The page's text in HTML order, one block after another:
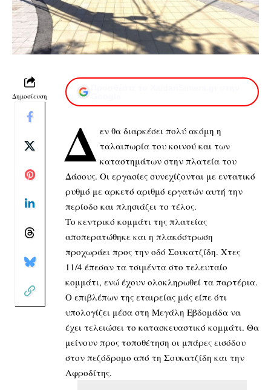
Δημοσίευση
Δ εν θα διαρκέσει πολύ ακόμη η
ταλαιπωρία του κοινού και των
καταστημάτων στην πλατεία του
Δάσους. Οι εργασίες συνεχίζονται με εντατικό
ρυθμό με αρκετό αριθμό εργατών αυτή την
περίοδο και πλησιάζει το τέλος.
Το κεντρικό κομμάτι της πλατείας
αποπερατώθηκε και η πλακόστρωση
προχωράει προς την οδό Σουκατζίδη. Χτες
11/4 έπεσαν τα τσιμέντα στο τελευταίο
κομμάτι, ενώ έχουν ολοκληρωθεί τα παρτέρια.
Ο επιβλέπων της εταιρείας μάς είπε ότι
υπολογίζει μέσα στη Μεγάλη Εβδομάδα να
έχει τελειώσει το κατασκευαστικό κομμάτι. Θα
μείνουν προς τοποθέτηση οι μπάρες εισόδου
στον πεζόδρομο από τη Σουκατζίδη και την
Αφροδίτης.